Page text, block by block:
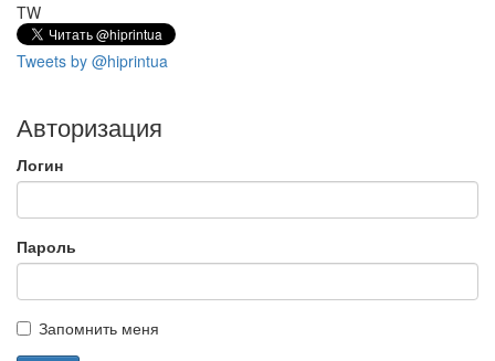
TW
Tweets by @hiprintua
Авторизация
Логин
Пароль
Запомнить меня